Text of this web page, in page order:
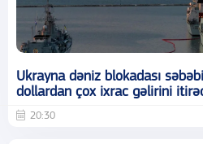
Ukrayna dəniz blokadası
dollardan çox ixrac gəlirini
20:30